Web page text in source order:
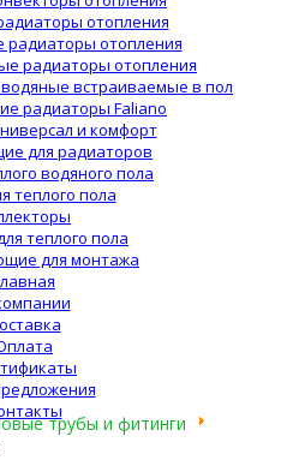
отопления
радиаторы отопления
радиаторы отопления
встраиваемые в пол
радиаторы Faliano
и комфорт
для радиаторов
водяного пола
теплого пола
теплого пола
для монтажа
трубы и фитинги